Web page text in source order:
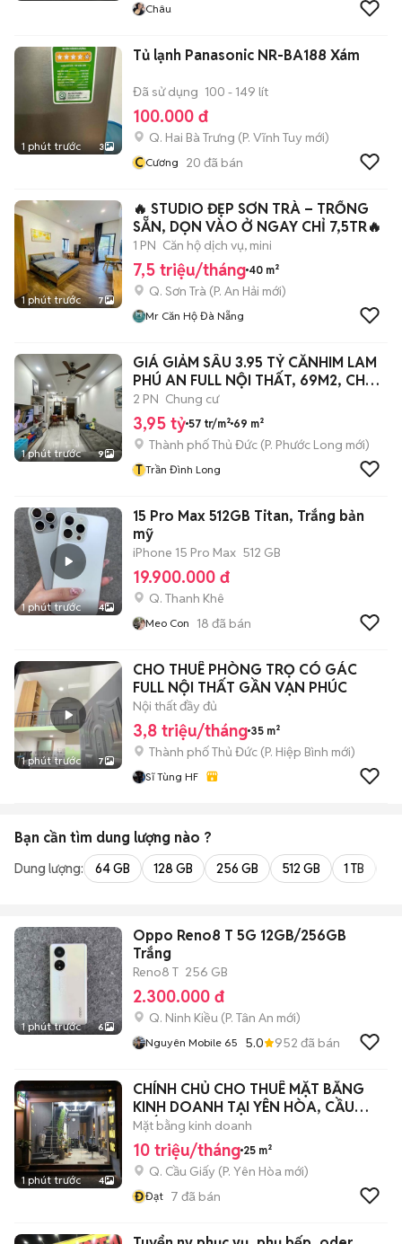
Châu
1 phút trước 3
Tủ lạnh Panasonic NR-BA188 Xám
Đã sử dụng 100 - 149 lít
100.000 đ
Q. Hai Bà Trưng (P. Vĩnh Tuy mới)
CCương 20 đã bán
1 phút trước 7
🔥 STUDIO ĐẸP SƠN TRÀ – TRỐNG
SẴN, DỌN VÀO Ở NGAY CHỈ 7,5TR🔥
1 PN Căn hộ dịch vụ, mini
7,5 triệu/tháng 40 m²
Q. Sơn Trà (P. An Hải mới)
Mr Căn Hộ Đà Nẵng
1 phút trước 9
GIÁ GIẢM SÂU 3.95 TỶ CĂNHIM LAM
PHÚ AN FULL NỘI THẤT, 69M2, CHO
VAY
2 PN Chung cư
3,95 tỷ 57 tr/m² 69 m²
Thành phố Thủ Đức (P. Phước Long mới)
T Trần Đình Long
1 phút trước 4
15 Pro Max 512GB Titan, Trắng bản
mỹ
iPhone 15 Pro Max 512 GB
19.900.000 đ
Q. Thanh Khê
Meo Con 18 đã bán
1 phút trước 7
CHO THUÊ PHÒNG TRỌ CÓ GÁC
FULL NỘI THẤT GẦN VẠN PHÚC
Nội thất đầy đủ
3,8 triệu/tháng 35 m²
Thành phố Thủ Đức (P. Hiệp Bình mới)
Sĩ Tùng HF
Bạn cần tìm dung lượng nào ?
Dung lượng: 64 GB 128 GB 256 GB 512 GB 1 TB
1 phút trước 6
Oppo Reno8 T 5G 12GB/256GB
Trắng
Reno8 T 256 GB
2.300.000 đ
Q. Ninh Kiều (P. Tân An mới)
Nguyên Mobile 65 5.0 952 đã bán
1 phút trước 4
CHÍNH CHỦ CHO THUÊ MẶT BẰNG
KINH DOANH TẠI YÊN HÒA, CẦU
GIẤY
Mặt bằng kinh doanh
10 triệu/tháng 25 m²
Q. Cầu Giấy (P. Yên Hòa mới)
ĐĐạt 7 đã bán